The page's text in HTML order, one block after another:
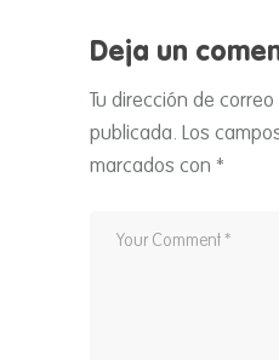
Deja un
Tu dirección de
publicada. Los
marcados con *